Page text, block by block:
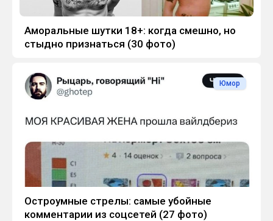
Аморальные шутки 18+: когда смешно, но
стыдно признаться (30 фото)
Юмор
Остроумные стрелы: самые убойные
комментарии из соцсетей (27 фото)